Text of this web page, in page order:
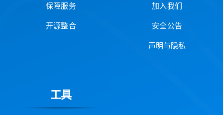
保障服务
开源整合
加入我们
安全公告
声明与隐私
工具